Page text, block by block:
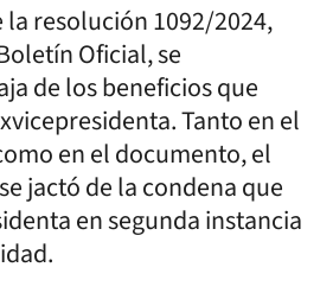
resolución 1092/2024,
Oficial, se
de los beneficios que
Tanto en el
en el documento, el
jactó de la condena que
en segunda instancia